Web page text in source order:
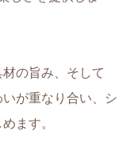
の旨み、そして
いが重なり合い、シ
ます。